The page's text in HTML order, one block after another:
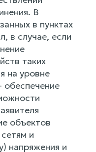
В
в пунктах
в случае, если
таких
на уровне
обеспечение
объектов
и
напряжения и